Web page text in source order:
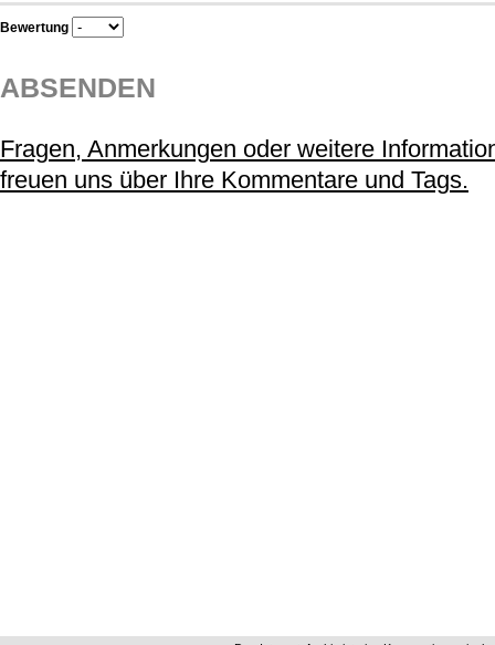
Bewertung
ABSENDEN
Fragen, Anmerkungen oder weitere
freuen uns über Ihre Kommentare und Tags.